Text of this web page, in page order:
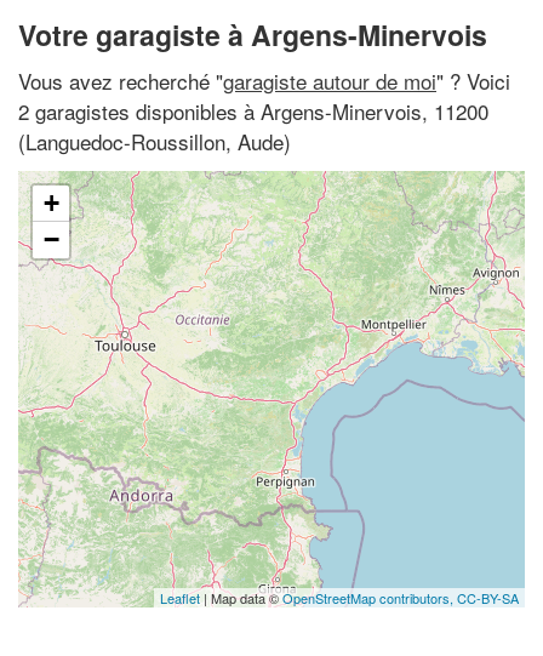
Votre garagiste à Argens-Minervois
Vous avez recherché "garagiste autour de moi" ? Voici
2 garagistes disponibles à Argens-Minervois, 11200
(Languedoc-Roussillon, Aude)
+
−
Leaflet | Map data ©OpenStreetMap contributors, CC-BY-SA